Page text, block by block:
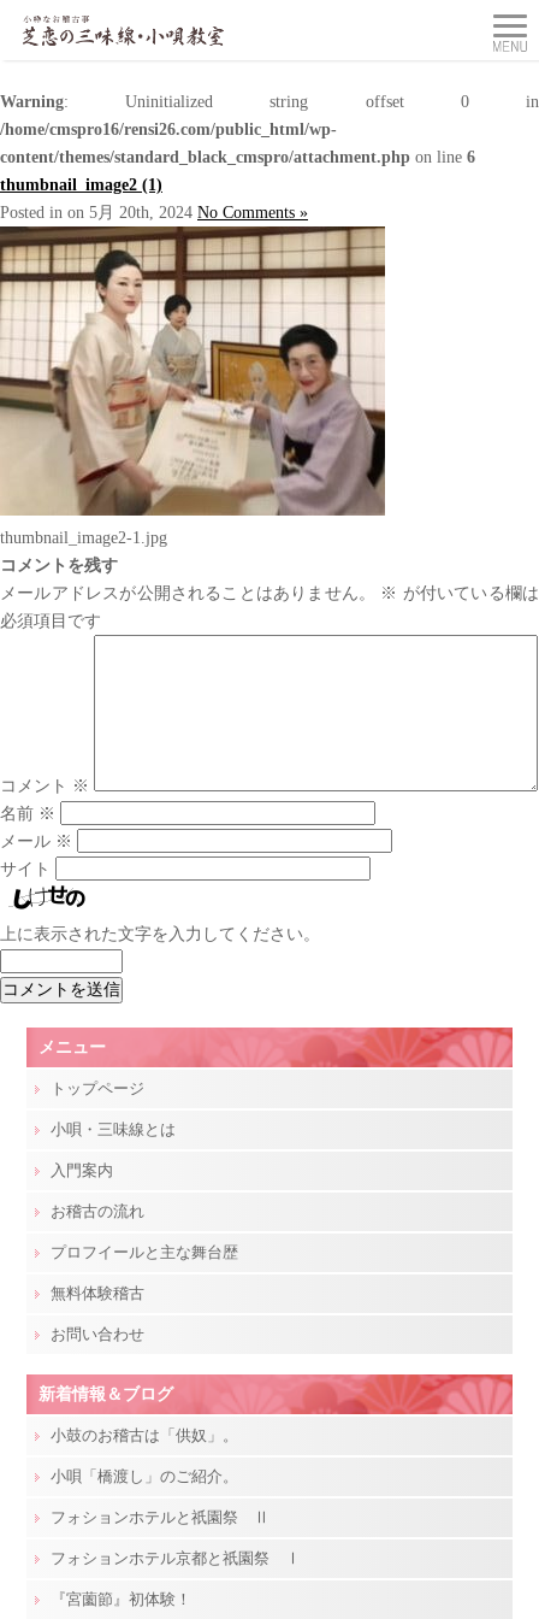
Warning: Uninitialized string offset 0 in
/home/cmspro16/rensi26.com/public_html/wp-
content/themes/standard_black_cmspro/attachment.php on line 6
thumbnail_image2 (1)
Posted in on 5月 20th, 2024 No Comments »
thumbnail_image2-1.jpg
コメントを残す
メールアドレスが公開されることはありません。
※ が付いている欄は
必須項目です
コメント ※
名前 ※
メール ※
サイト
上に表示された文字を入力してください。
メニュー
トップページ
小唄・三味線とは
入門案内
お稽古の流れ
プロフイールと主な舞台歴
無料体験稽古
お問い合わせ
新着情報＆ブログ
小鼓のお稽古は「供奴」。
小唄「橋渡し」のご紹介。
フォションホテルと祇園祭 Ⅱ
フォションホテル京都と祇園祭 Ⅰ
『宮薗節』初体験！